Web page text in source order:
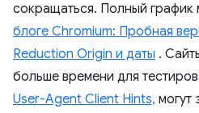
сокращаться. Полный
блоге Chromium: Пробная
Reduction Origin и даты .
больше времени для
User-Agent Client Hints, могут